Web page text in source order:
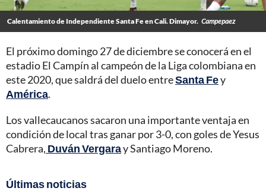
Calentamiento de Independiente Santa Fe en Cali. Dimayor. Campepaez
El próximo domingo 27 de diciembre se conocerá en el
estadio El Campín al campeón de la Liga colombiana en
este 2020, que saldrá del duelo entreSanta Fey
América.
Los vallecaucanos sacaron una importante ventaja en
condición de local tras ganar por 3-0, con goles de Yesus
Cabrera, Duván Vergaray Santiago Moreno.
Últimas noticias